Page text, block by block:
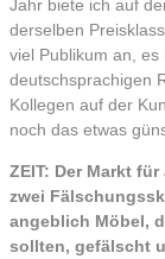
Jahr biete ich auf
derselben
viel Publikum an, es
deutschsprachigen
Kollegen auf der
noch das etwas
ZEIT: Der Markt
zwei
angeblich Möbel,
sollten, gefälscht